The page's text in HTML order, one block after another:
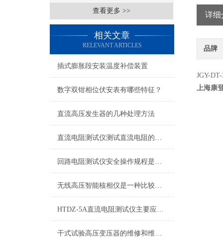
查看更多 >>
相关文章
RELEVANT ARTICLES
插式膨胀段安装温度补偿装置
数字双钳相位伏安表有哪些特征？
直流高压发生器的几种处理方法
直流电阻测试仪测试直流电阻的两种方法
回路电阻测试仪安全操作规程是怎样的?
无线高压智能核相仪是一种比较精密的动力机械
HTDZ-5A直流电阻测试仪主要应用于哪些电气设备的检测？
干式试验高压变压器的维修和维护工作以及选购标准
详细
品牌
JGY-
上海康